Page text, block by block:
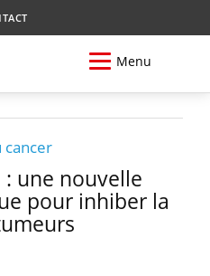
Menu
cancer
une nouvelle
pour inhiber la